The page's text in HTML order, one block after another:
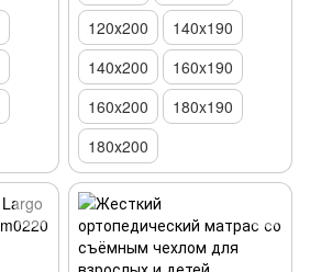
120х200
140x190
140х200
160x190
160x200
180x190
180х200